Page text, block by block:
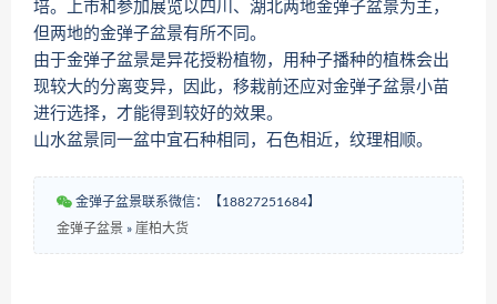
培。上市和参加展览以四川、湖北两地金弹子盆景为主，
但两地的金弹子盆景有所不同。
由于金弹子盆景是异花授粉植物，用种子播种的植株会出
现较大的分离变异，因此，移栽前还应对金弹子盆景小苗
进行选择，才能得到较好的效果。
山水盆景同一盆中宜石种相同，石色相近，纹理相顺。
金弹子盆景联系微信：【18827251684】
金弹子盆景 » 崖柏大货